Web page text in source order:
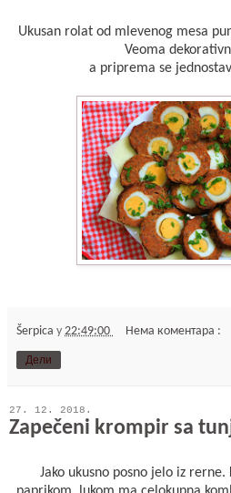
Ukusan rolat od mlevenog mesa
Veoma
a priprema se
Šerpica у 22:49:00 Нема коментара :
Дели
27. 12. 2018.
Zapečeni krompir sa
Jako ukusno posno jelo iz